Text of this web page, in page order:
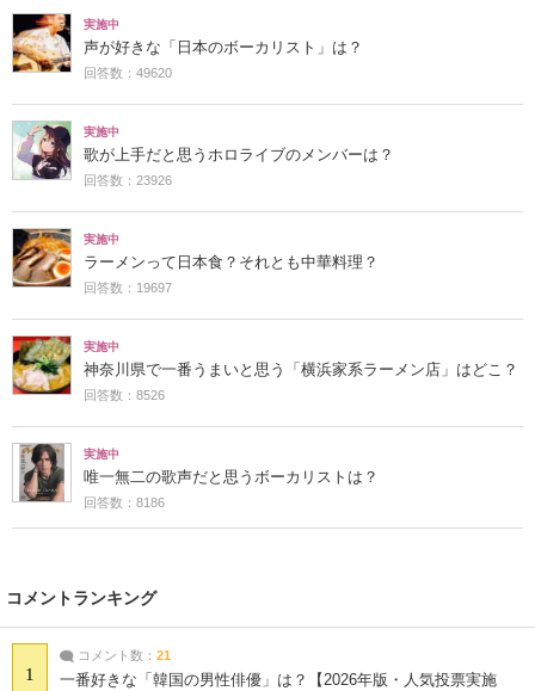
実施中
声が好きな「日本のボーカリスト」は？
回答数：49620
実施中
歌が上手だと思うホロライブのメンバーは？
回答数：23926
実施中
ラーメンって日本食？それとも中華料理？
回答数：19697
実施中
神奈川県で一番うまいと思う「横浜家系ラーメン店」はどこ？
回答数：8526
実施中
唯一無二の歌声だと思うボーカリストは？
回答数：8186
コメントランキング
1
コメント数： 21
一番好きな「韓国の男性俳優」は？【2026年版・人気投票実施